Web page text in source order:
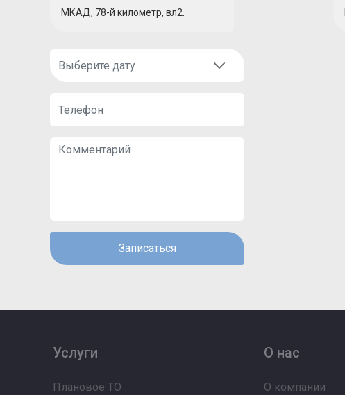
МКАД, 78-й километр, вл2.
Записаться
Услуги
Плановое ТО
О нас
О компании